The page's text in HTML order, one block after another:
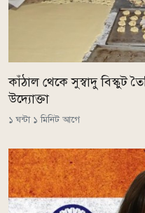
কাঁঠাল থেকে সুস্বাদু বিস্কুট
উদ্যোক্তা
১ ঘন্টা ১ মিনিট আগে